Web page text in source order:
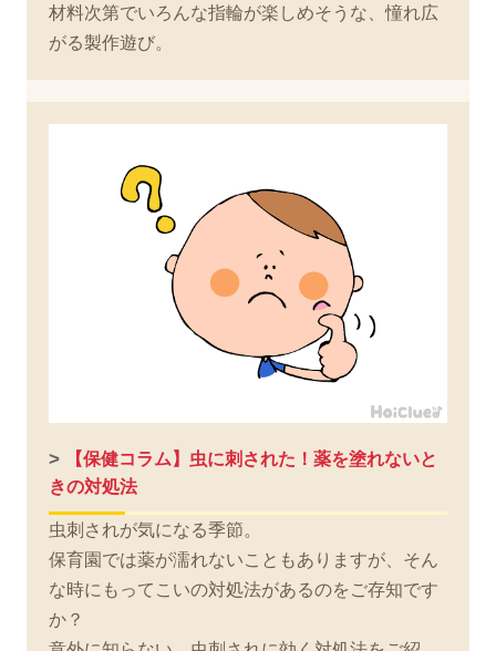
材料次第でいろんな指輪が楽しめそうな、憧れ広
がる製作遊び。
>
【保健コラム】虫に刺された！薬を塗れないと
きの対処法
虫刺されが気になる季節。
保育園では薬が濡れないこともありますが、そん
な時にもってこいの対処法があるのをご存知です
か？